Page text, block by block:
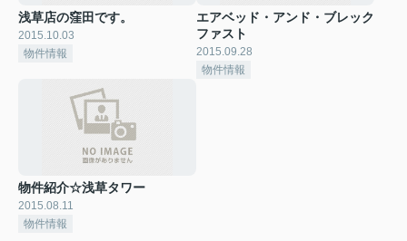
浅草店の窪田です。
2015.10.03
物件情報
エアベッド・アンド・ブレック
ファスト
2015.09.28
物件情報
物件紹介☆浅草タワー
2015.08.11
物件情報